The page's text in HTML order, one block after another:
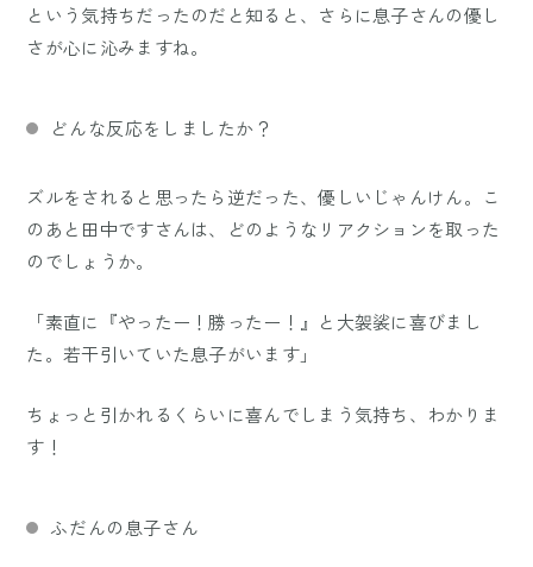
という気持ちだったのだと知ると、さらに息子さんの優し
さが心に沁みますね。
どんな反応をしましたか？
ズルをされると思ったら逆だった、優しいじゃんけん。こ
のあと田中ですさんは、どのようなリアクションを取った
のでしょうか。
「素直に『やったー！勝ったー！』と大袈裟に喜びまし
た。若干引いていた息子がいます」
ちょっと引かれるくらいに喜んでしまう気持ち、わかりま
す！
ふだんの息子さん